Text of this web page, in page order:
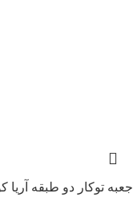
جعبه توکار دو طبقه